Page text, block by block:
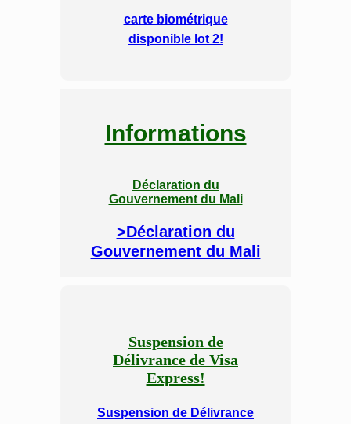
carte biométrique
disponible lot 2!
Informations
Déclaration du
Gouvernement du Mali
>Déclaration du
Gouvernement du Mali
Suspension de
Délivrance de Visa
Express!
Suspension de Délivrance